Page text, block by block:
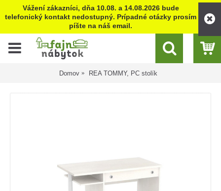
Vážení zákazníci, dňa 10.08. a 14.08.2026 bude
telefonický kontakt nedostupný. Prípadné otázky prosím
píšte na náš email.
Domov REA TOMMY, PC stolík